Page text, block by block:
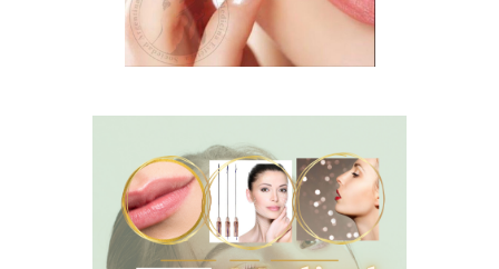
Share on Facebook
Share on Linkedin
Share on Twitter
Subscribe page